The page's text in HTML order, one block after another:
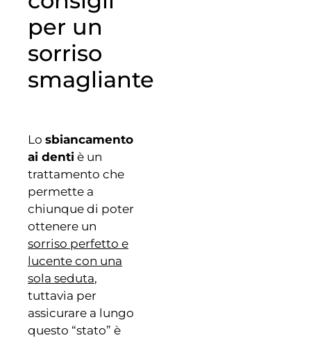
per un
sorriso
smagliante
Lo sbiancamento
ai denti è un
trattamento che
permette a
chiunque di poter
ottenere un
sorriso perfetto e
lucente con una
sola seduta,
tuttavia per
assicurare a lungo
questo “stato” è